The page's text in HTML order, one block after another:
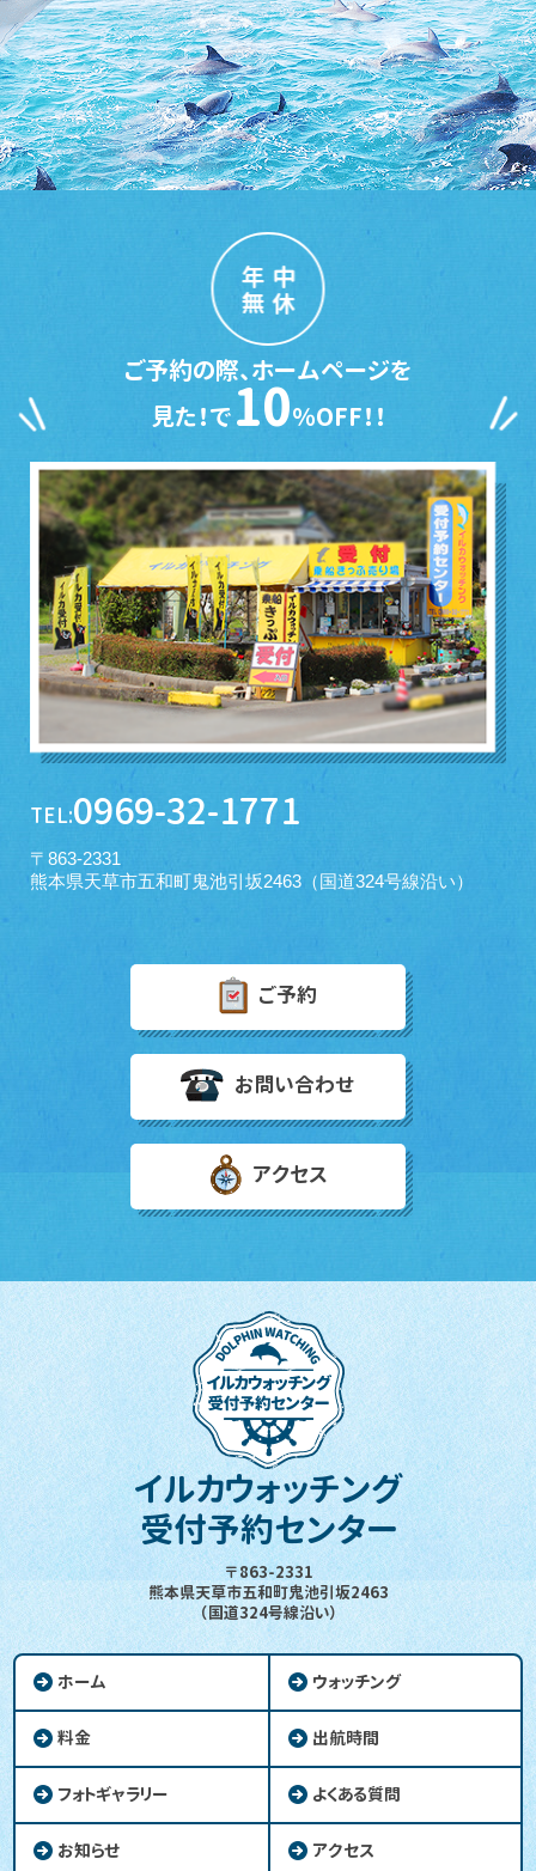
年中
無休
ご予約の際、ホームページを
見た！で10％OFF！！
TEL:0969-32-1771
〒863-2331
熊本県天草市五和町鬼池引坂2463（国道324号線沿い）
ご予約
お問い合わせ
アクセス
イルカウォッチング
受付予約センター
〒863-2331
熊本県天草市五和町鬼池引坂2463
（国道324号線沿い）
ホーム ウォッチング
料金 出航時間
フォトギャラリー よくある質問
お知らせ アクセス